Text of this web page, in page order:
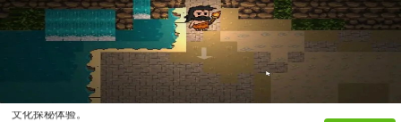
小编今天在本站整理了一些 文字解谜游戏，玩家通过智慧
解读线索、重组诗句、解锁隐晦寓言，挑战词汇量与逻辑推理
极限。古风现代交织剧情，辅以精美插画和音效，打造沉浸式
文化探秘体验。